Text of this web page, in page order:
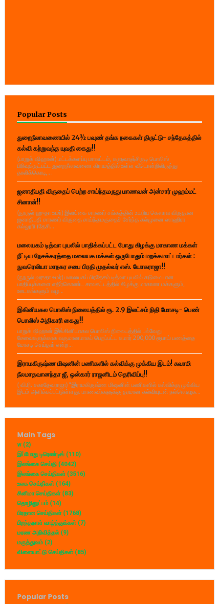
Popular Posts
துறைநீலாவணையில் 24½ பவுண் தங்க நகைகள் திருட்டு- சந்தேகத்தில்
கல்வி கற்றுவந்த யுவதி கைது!!
(பாறுக் ஷிஹான்) மட்டக்களப்பு மாவட்டம், களுவாஞ்சிகுடி பொலிஸ்
பிரிவுக்குட்பட்ட துறைநீலாவணை கிராமத்தில் உள்ள வீடொன்றிலிருந்து
தாலிக்கொடி,...
ஜனாதிபதி விருதைப் பெற்ற சாய்ந்தமருது மாணவன் அன்சார் முஹம்மட்
சினான்!!
(நூருல் ஹுதா உமர்) இலங்கை சாரணர் சங்கத்தின் உயரிய கௌரவ விருதான
ஜனாதிபதி சாரணர் விருதை சாய்ந்தமருதைச் சேர்ந்த கல்முனை ஸாஹிரா
கல்லூரி (தேசி...
மலையகம் டித்வா புயலில் பாதிக்கப்பட்ட போது கிழக்கு மாகாண மக்கள்
நீட்டிய நேசக்கரத்தை மலையக மக்கள் ஒருபோதும் மறக்கமாட்டார்கள் :
நுவரெலியா மாநகர சபை பிரதி முதல்வர் எஸ். யோகராஜா!!
(நூருல் ஹுதா உமர்) மலையகப் பிரதேசம் டித்வா புயலில் கடுமையான
பாதிப்புக்களை எதிர்கொண்ட காலகட்டத்தில் கிழக்கு மாகாண மக்களும்,
ஊடகங்களும் வழ...
இகினியகல பொலிஸ் நிலையத்தில் ரூ. 2.9 இலட்சம் நிதி மோசடி- பெண்
பொலிஸ் அதிகாரி கைது!!
பாறுக் ஷிஹான் இங்கினியாகல பொலிஸ் நிலையத்தில் பல்வேறு
சேவைகளுக்காக வருமானமாகப் பெறப்பட்ட சுமார் 290,000 ரூபாய் பணத்தை
மோசடி செய்தார் என்ற...
இராமகிருஷ்ண மிஷனின் பணிகளில் கல்விக்கு முக்கிய இடம்! சுவாமி
நீலமாதவானந்தா ஜீ, ஒஸ்கார் ராஜனிடம் தெரிவிப்பு!!
( வி.ரி. சகாதேவராஜா) "இராமகிருஷ்ண மிஷனின் பணிகளில் கல்விக்கு முக்கிய
இடம் அளிக்கப்பட்டுள்ளது. மாணவர்களுக்கு தரமான கல்வியுடன் நல்லொழுக...
Main Tags
w (2)
இப்போது டிரெண்டிங் (110)
இலங்கை செய்தி (4042)
இலங்கை செய்திகள் (3516)
உலக செய்திகள் (164)
சினிமா செய்திகள் (83)
தொழினுட்பம் (14)
பிரதான செய்திகள் (1768)
பிறந்தநாள் வாழ்த்துக்கள் (7)
மரண அறிவித்தல் (9)
மருத்துவம் (2)
விளையாட்டு செய்திகள் (85)
Popular Posts